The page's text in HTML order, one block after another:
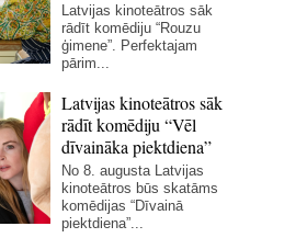
Latvijas kinoteātros sāk
rādīt komēdiju “Rouzu
ģimene”. Perfektajam
pārim...
Latvijas kinoteātros sāk
rādīt komēdiju “Vēl
dīvaināka piektdiena”
No 8. augusta Latvijas
kinoteātros būs skatāms
komēdijas “Dīvainā
piektdiena”...